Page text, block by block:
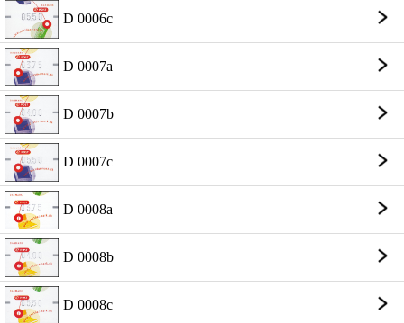
D 0006c
D 0007a
D 0007b
D 0007c
D 0008a
D 0008b
D 0008c